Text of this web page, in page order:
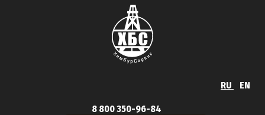
RU EN
8 800 350-96-84